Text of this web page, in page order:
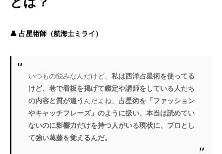
👤 占星術師（航海士ミライ）
いつもの悩みなんだけど、 私は西洋占星術を使ってる
けど、巷で看板を掲げて鑑定や講師をしている人たち
の内容と質が違う んだよね。 占星術を「ファッション
やキャッチフレーズ」のように扱い、本当は読めてい
ないのに影響力だけを持つ人がいる現状に、プロとし
て強い葛藤を覚えるんだ。